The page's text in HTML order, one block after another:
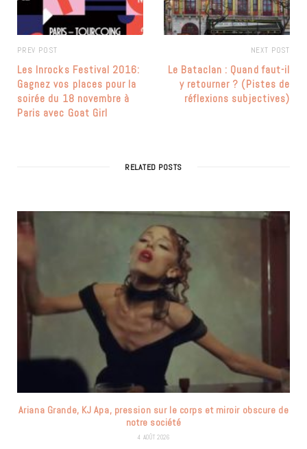
PREV POST
Les Inrocks Festival 2016:
Gagnez vos places pour la
soirée du 18 novembre à
Paris avec Goat Girl
NEXT POST
Le Bataclan : Quand faut-il
y retourner ? (Pistes de
réflexions subjectives)
RELATED POSTS
Ariana Grande, KJ Apa, pression sur le corps et miroir obscure de
notre société
4 AOÛT 2026